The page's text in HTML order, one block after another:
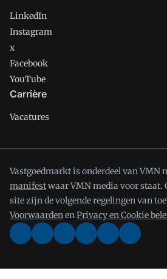
LinkedIn
Instagram
x
Facebook
YouTube
Carrière
Vacatures
Vastgoedmarkt is onderdeel van VMN
manifestwaar VMN media voor staat.
site zijn de volgende regelingen van
VoorwaardenenPrivacy en Cookie